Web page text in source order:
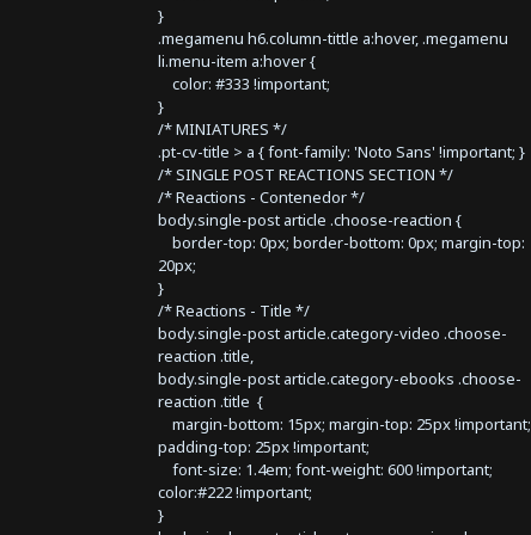
}
.megamenu h6.column-tittle a:hover, .megamenu
li.menu-item a:hover {
color: #333 !important;
}
/* MINIATURES */
.pt-cv-title > a { font-family: 'Noto Sans' !important; }
/* SINGLE POST REACTIONS SECTION */
/* Reactions - Contenedor */
body.single-post article .choose-reaction {
border-top: 0px; border-bottom: 0px; margin-top:
20px;
}
/* Reactions - Title */
body.single-post article.category-video .choose-
reaction .title,
body.single-post article.category-ebooks .choose-
reaction .title {
margin-bottom: 15px; margin-top: 25px !important;
padding-top: 25px !important;
font-size: 1.4em; font-weight: 600 !important;
color:#222 !important;
}